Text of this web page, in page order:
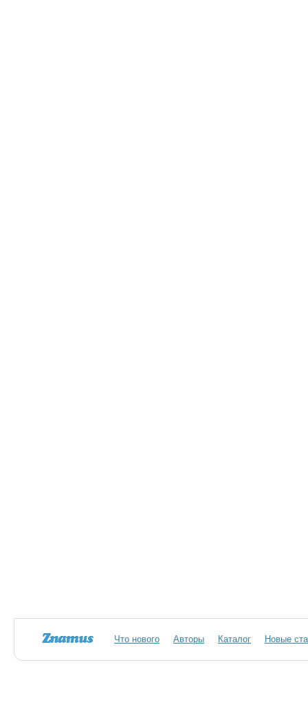
Что нового Авторы Каталог Новые